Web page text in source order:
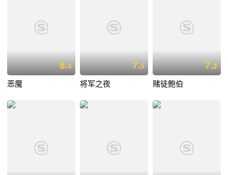
8.4
恶魔
7.5
将军之夜
7.2
赌徒鲍伯